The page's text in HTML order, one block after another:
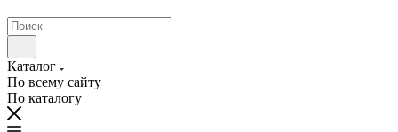
Каталог
По всему сайту
По каталогу